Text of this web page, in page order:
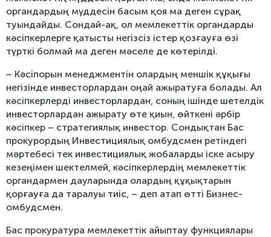
органдардың мүддесін басым қоя ма деген сұрақ
туындайды. Сондай-ақ, ол мемлекеттік органдарды
кәсіпкерлерге қатысты негізсіз істер қозғауға өзі
түрткі болмай ма деген мәселе де көтерілді.
– Кәсіпорын менеджментін олардың меншік құқығы
негізінде инвесторлардан оңай ажыратуға болады. Ал
кәсіпкерлерді инвесторлардан, соның ішінде шетелдік
инвесторлардан ажырату өте қиын, өйткені әрбір
кәсіпкер – стратегиялық инвестор. Сондықтан Бас
прокурордың Инвестициялық омбудсмен ретіндегі
мәртебесі тек инвестициялық жобаларды іске асыру
кезеңімен шектелмей, кәсіпкерлердің мемлекеттік
органдармен дауларында олардың құқықтарын
қорғауға да таралуы тиіс, – деп атап өтті Бизнес-
омбудсмен.
Бас прокуратура мемлекеттік айыптау функциялары